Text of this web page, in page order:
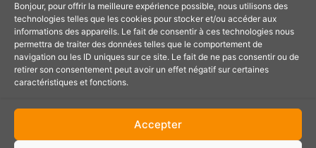
Bonjour, pour offrir la meilleure expérience possible, nous utilisons des
technologies telles que les cookies pour stocker et/ou accéder aux
informations des appareils. Le fait de consentir à ces technologies nous
permettra de traiter des données telles que le comportement de
navigation ou les ID uniques sur ce site. Le fait de ne pas consentir ou de
retirer son consentement peut avoir un effet négatif sur certaines
caractéristiques et fonctions.
Accepter
e
p
r
e
u
Soutenir le site
C'est par ici pour filer un petit coup de main au
site ;)